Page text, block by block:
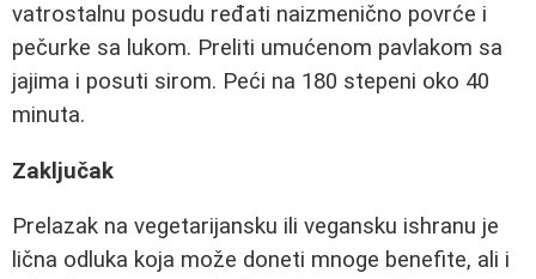
vatrostalnu posudu ređati naizmenično povrće i
pečurke sa lukom. Preliti umućenom pavlakom sa
jajima i posuti sirom. Peći na 180 stepeni oko 40
minuta.
Zaključak
Prelazak na vegetarijansku ili vegansku ishranu je
lična odluka koja može doneti mnoge benefite, ali i